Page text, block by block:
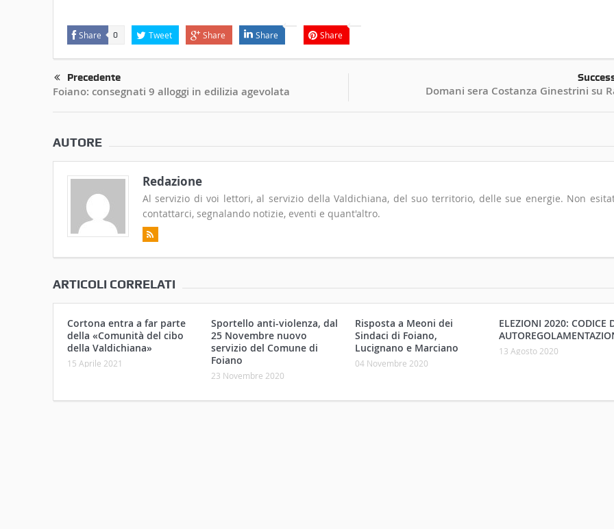
Share 0 Tweet Share Share Share
Precedente
Foiano: consegnati 9 alloggi in edilizia agevolata Domani sera Costanza Ginestrini su
AUTORE
Redazione
Al servizio di voi lettori, al servizio della Valdichiana, del suo territorio, delle sue energie. Non
contattarci, segnalando notizie, eventi e quant'altro.
ARTICOLI CORRELATI
Cortona entra a far parte
della «Comunità del cibo
della Valdichiana»
15 Aprile 2021
Sportello anti-violenza, dal
25 Novembre nuovo
servizio del Comune di
Foiano
23 Novembre 2020
Risposta a Meoni dei
Sindaci di Foiano,
Lucignano e Marciano
04 Novembre 2020
ELEZIONI 2020: CODICE
13 Agosto 2020